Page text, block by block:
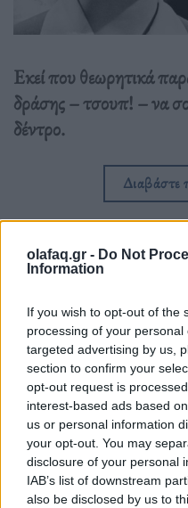
olafaq.gr - Do Not
Information
If you wish to opt-out of the
processing of your
targeted advertising by us,
section to confirm your
opt-out request is
interest-based ads based
us or personal information
your opt-out. You may
disclosure of your personal
IAB’s list of downstream
also be disclosed by us to
Eκεί που θεωρητικά
δράσης – τσουπ! – να
δέντρο.
Διαβάστε
Δημοσιεύθηκε σε